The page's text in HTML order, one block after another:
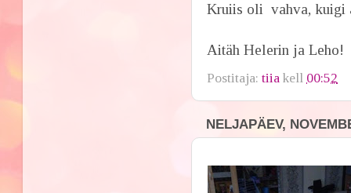
Kruiis oli vahva, kuigi
Aitäh Helerin ja Leho!
Postitaja:tiia kell 00:52
NELJAPÄEV,